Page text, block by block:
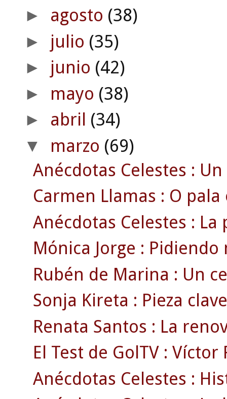
► agosto (38)
► julio (35)
► junio (42)
► mayo (38)
► abril (34)
▼ marzo (69)
Anécdotas Celestes :
Carmen Llamas : O pala
Anécdotas Celestes :
Mónica Jorge :
Rubén de Marina : Un
Sonja Kireta : Pieza
Renata Santos : La
El Test de GolTV : Víctor
Anécdotas Celestes :